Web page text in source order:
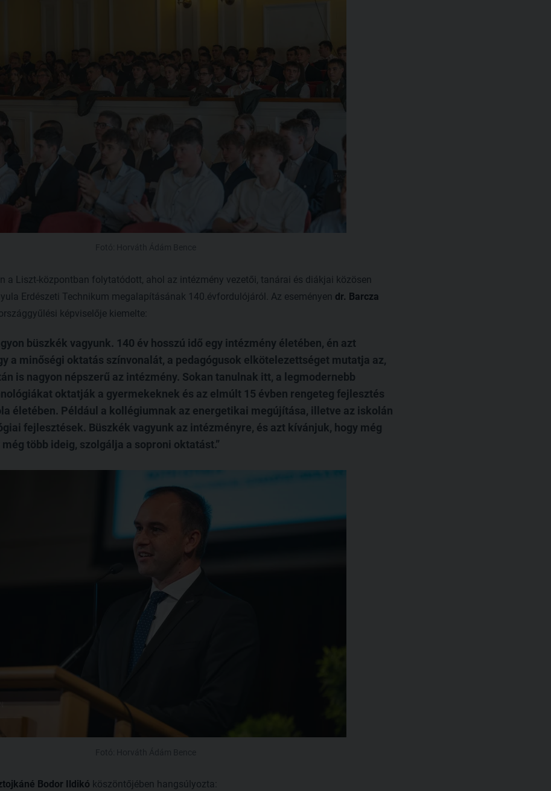
a Liszt-központban folytatódott, ahol az intézmény vezetői, tanárai és diákjai közösen
Erdészeti Technikum megalapításának 140.évfordulójáról. Az eseményen dr. Barcza
képviselője kiemelte:
büszkék vagyunk. 140 év hosszú idő egy intézmény életében, én azt
a minőségi oktatás színvonalát, a pedagógusok elkötelezettséget mutatja az,
is nagyon népszerű az intézmény. Sokan tanulnak itt, a legmodernebb
oktatják a gyermekeknek és az elmúlt 15 évben rengeteg fejlesztés
életében. Például a kollégiumnak az energetikai megújítása, illetve az iskolán
fejlesztések. Büszkék vagyunk az intézményre, és azt kívánjuk, hogy még
még több ideig, szolgálja a soproni oktatást.
Bodor Ildikó köszöntőjében hangsúlyozta: